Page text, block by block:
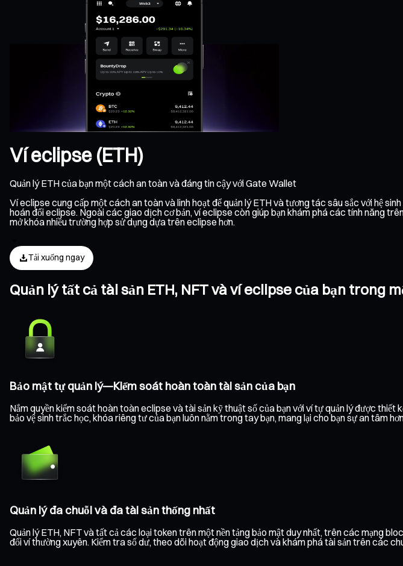
Ví eclipse (ETH)
Quản lý ETH của bạn một cách an toàn và đáng tin cậy với Gate Wallet
Ví eclipse cung cấp một cách an toàn và linh hoạt để quản lý ETH và tương tác sâu sắc với hệ
hoán đổi eclipse. Ngoài các giao dịch cơ bản, ví eclipse còn giúp bạn khám phá các tính năng
mở khóa nhiều trường hợp sử dụng dựa trên eclipse hơn.
Tải xuống ngay
Quản lý tất cả tài sản ETH, NFT và ví eclipse của bạn trong
Bảo mật tự quản lý—Kiểm soát hoàn toàn tài sản của bạn
Nắm quyền kiểm soát hoàn toàn eclipse và tài sản kỹ thuật số của bạn với ví tự quản lý được
bảo vệ sinh trắc học, khóa riêng tư của bạn luôn nằm trong tay bạn, mang lại cho bạn sự an tâm
Quản lý đa chuỗi và đa tài sản thống nhất
Quản lý ETH, NFT và tất cả các loại token trên một nền tảng bảo mật duy nhất, trên các mạng
đổi ví thường xuyên. Kiểm tra số dư, theo dõi hoạt động giao dịch và khám phá tài sản trên các